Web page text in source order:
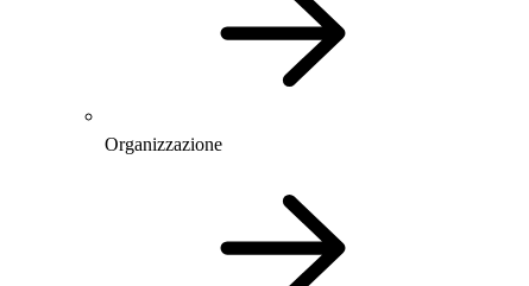
Organizzazione